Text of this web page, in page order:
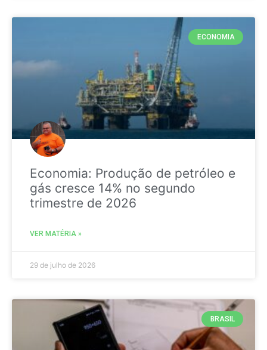
ECONOMIA
Economia: Produção de petróleo e
gás cresce 14% no segundo
trimestre de 2026
VER MATÉRIA »
29 de julho de 2026
BRASIL